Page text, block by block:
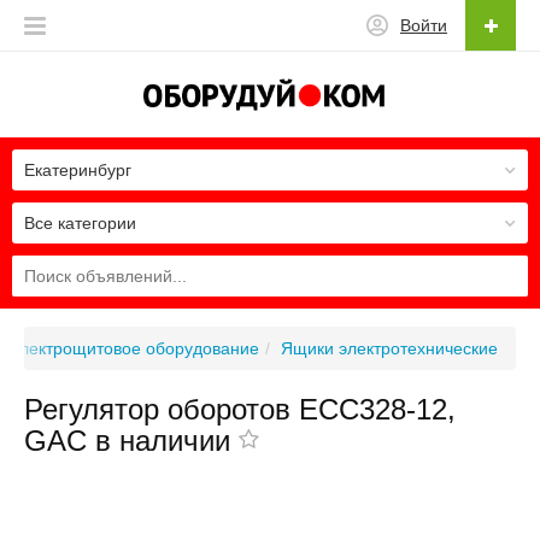
Войти
Все категории
Екатеринбург
Электрощитовое оборудование Ящики электротехнические
Регулятор оборотов ECC328-12,
GAC в наличии